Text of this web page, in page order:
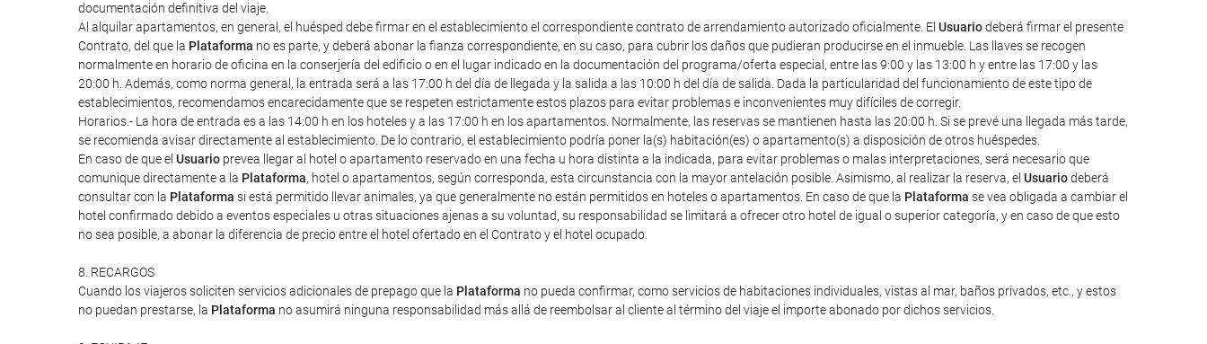
documentación definitiva del viaje.
Al alquilar apartamentos, en general, el huésped debe firmar en el establecimiento el correspondiente contrato de arrendamiento autorizado oficialmente. El Usuariodeberá firmar el presente
Contrato, del que la Plataforma no es parte, y deberá abonar la fianza correspondiente, en su caso, para cubrir los daños que pudieran producirse en el inmueble. Las llaves se recogen
normalmente en horario de oficina en la conserjería del edificio o en el lugar indicado en la documentación del programa/oferta especial, entre las 9:00 y las 13:00 h y entre las 17:00 y las
20:00 h. Además, como norma general, la entrada será a las 17:00 h del día de llegada y la salida a las 10:00 h del día de salida. Dada la particularidad del funcionamiento de este tipo de
establecimientos, recomendamos encarecidamente que se respeten estrictamente estos plazos para evitar problemas e inconvenientes muy difíciles de corregir.
Horarios.- La hora de entrada es a las 14:00 h en los hoteles y a las 17:00 h en los apartamentos. Normalmente, las reservas se mantienen hasta las 20:00 h. Si se prevé una llegada más tarde,
se recomienda avisar directamente al establecimiento. De lo contrario, el establecimiento podría poner la(s) habitación(es) o apartamento(s) a disposición de otros huéspedes.
En caso de que el Usuario prevea llegar al hotel o apartamento reservado en una fecha u hora distinta a la indicada, para evitar problemas o malas interpretaciones, será necesario que
comunique directamente a la Plataforma, hotel o apartamentos, según corresponda, esta circunstancia con la mayor antelación posible. Asimismo, al realizar la reserva, el Usuariodeberá
consultar con la Plataforma si está permitido llevar animales, ya que generalmente no están permitidos en hoteles o apartamentos. En caso de que la Plataforma se vea obligada a cambiar el
hotel confirmado debido a eventos especiales u otras situaciones ajenas a su voluntad, su responsabilidad se limitará a ofrecer otro hotel de igual o superior categoría, y en caso de que esto
no sea posible, a abonar la diferencia de precio entre el hotel ofertado en el Contrato y el hotel ocupado.
8. RECARGOS
Cuando los viajeros soliciten servicios adicionales de prepago que la Plataforma no pueda confirmar, como servicios de habitaciones individuales, vistas al mar, baños privados, etc., y estos
no puedan prestarse, la Plataforma no asumirá ninguna responsabilidad más allá de reembolsar al cliente al término del viaje el importe abonado por dichos servicios.